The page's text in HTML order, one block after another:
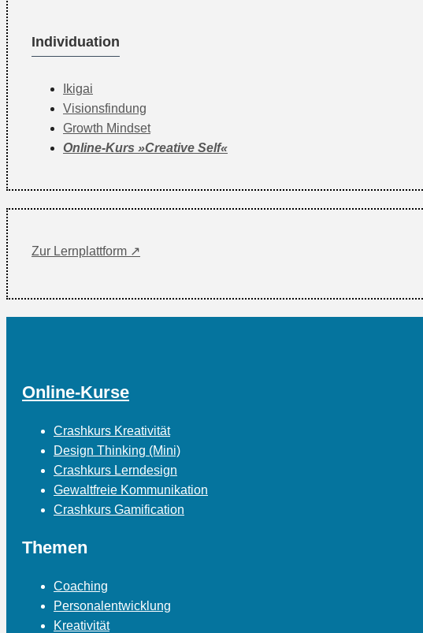
Individuation
Ikigai
Visionsfindung
Growth Mindset
Online-Kurs »Creative Self«
Zur Lernplattform ↗
Online-Kurse
Crashkurs Kreativität
Design Thinking (Mini)
Crashkurs Lerndesign
Gewaltfreie Kommunikation
Crashkurs Gamification
Themen
Coaching
Personalentwicklung
Kreativität